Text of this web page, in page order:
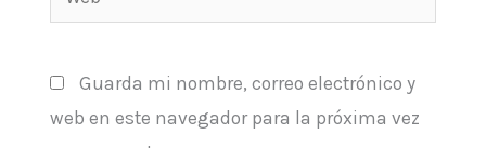
Guarda mi nombre, correo electrónico y
web en este navegador para la próxima vez